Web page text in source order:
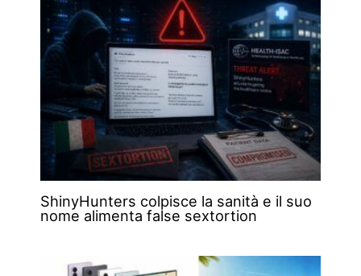
ShinyHunters colpisce la sanità e il suo
nome alimenta false sextortion